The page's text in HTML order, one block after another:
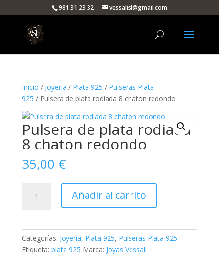
981 31 23 32 vessalisl@gmail.com
Inicio / Joyería / Plata 925 / Pulseras Plata
925 / Pulsera de plata rodiada 8 chaton redondo
Pulsera de plata rodiada
8 chaton redondo
35,00 €
chaton
redondo
Añadir al carrito
Categorías: Joyería, Plata 925, Pulseras Plata 925
Etiqueta: plata 925 Marca: Joyas Vessali